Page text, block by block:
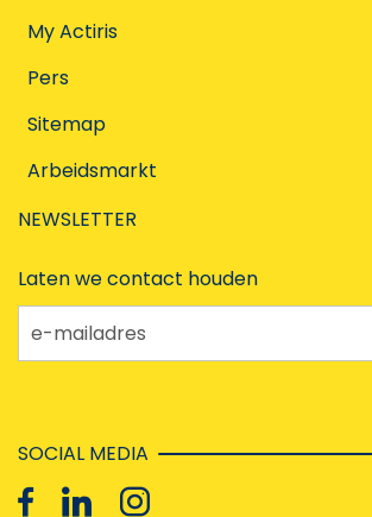
My Actiris
Pers
Sitemap
Arbeidsmarkt
NEWSLETTER
Laten we contact houden
e-mailadres
SOCIAL MEDIA